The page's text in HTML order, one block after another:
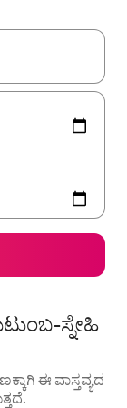
ಕೀಲಿಗಳೊಂದಿಗೆ
ಸ್ನೇಹಿ
ಈ ವಾಸ್ತವ್ಯದ